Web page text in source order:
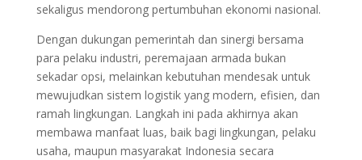
sekaligus mendorong pertumbuhan ekonomi nasional.
Dengan dukungan pemerintah dan sinergi bersama
para pelaku industri, peremajaan armada bukan
sekadar opsi, melainkan kebutuhan mendesak untuk
mewujudkan sistem logistik yang modern, efisien, dan
ramah lingkungan. Langkah ini pada akhirnya akan
membawa manfaat luas, baik bagi lingkungan, pelaku
usaha, maupun masyarakat Indonesia secara